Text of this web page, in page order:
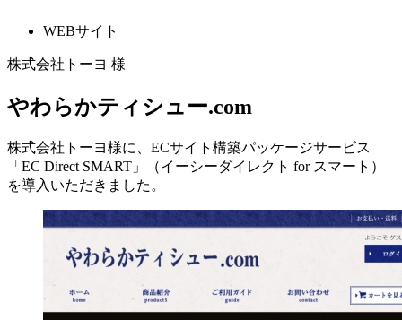
WEBサイト
株式会社トーヨ 様
やわらかティシュー.com
株式会社トーヨ様に、ECサイト構築パッケージサービス
「EC Direct SMART」（イーシーダイレクト for スマート）
を導入いただきました。